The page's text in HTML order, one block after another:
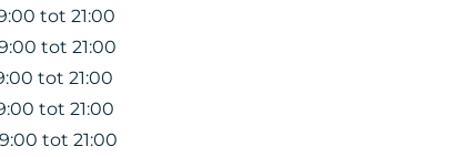
tot 21:00
tot 21:00
tot 21:00
tot 21:00
tot 21:00